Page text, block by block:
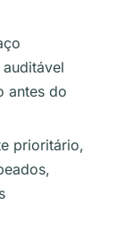
antes do
prioritário,